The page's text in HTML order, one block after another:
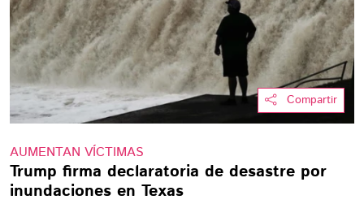
Compartir
AUMENTAN VÍCTIMAS
Trump firma declaratoria de desastre por
inundaciones en Texas